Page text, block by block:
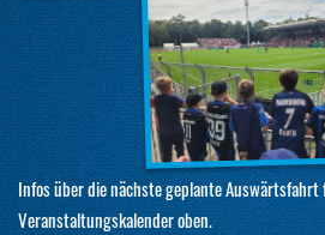
Infos über die nächste geplante
Veranstaltungskalender oben.